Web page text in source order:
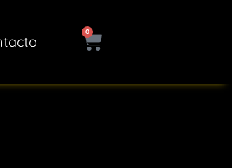
0
Cart